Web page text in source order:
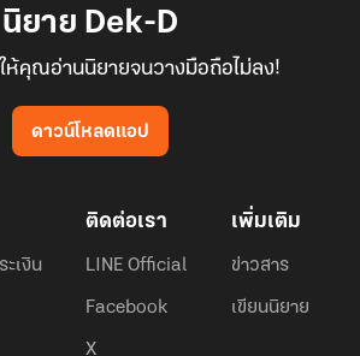
นิยาย Dek-D
ห้คุณอ่านนิยายจนวางมือถือไม่ลง!
ดาวน์โหลดแอป
ะเงิน
ติดต่อเรา
LINE Official
Facebook
X
เพิ่มเติม
ข่าวสาร
เขียนนิยาย